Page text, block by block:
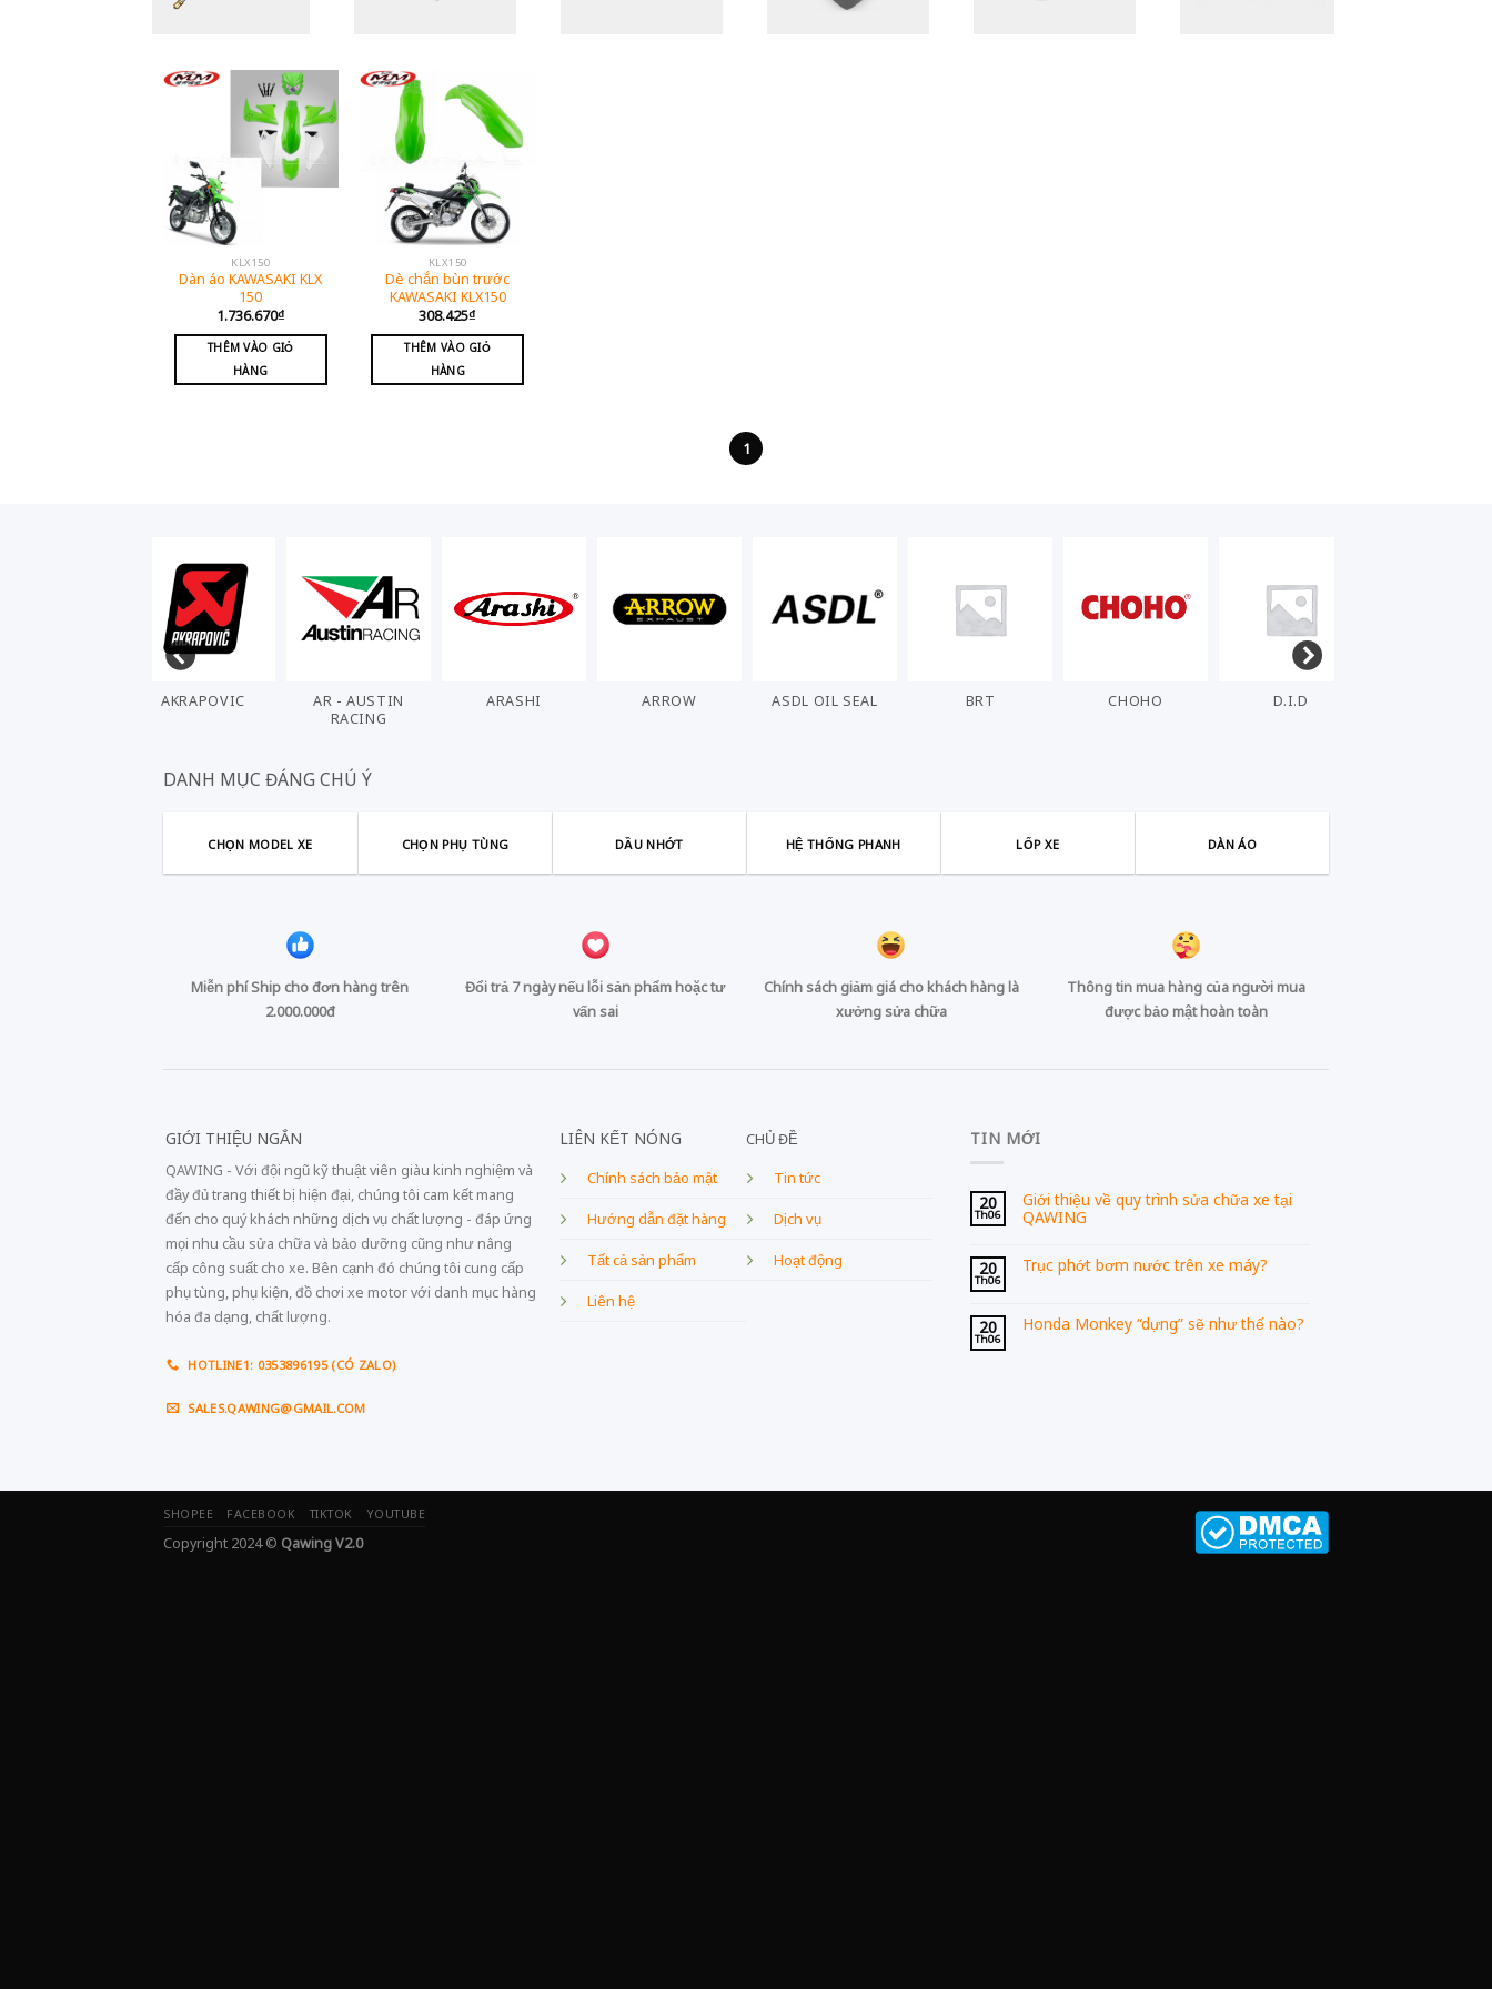
KLX150
Dàn áo KAWASAKI KLX
150
1.736.670₫
THÊM VÀO GIỎ
HÀNG
KLX150
Dè chắn bùn trước
KAWASAKI KLX150
308.425₫
THÊM VÀO GIỎ
HÀNG
1
AKRAPOVIC
AR - AUSTIN
RACING
ARASHI ARROW ASDL OIL SEAL BRT CHOHO D.I.D
DANH MỤC ĐÁNG CHÚ Ý
CHỌN MODEL XE CHỌN PHỤ TÙNG DẦU NHỚT HỆ THỐNG PHANH LỐP XE DÀN ÁO
Miễn phí Ship cho đơn hàng trên
2.000.000đ
Đổi trả 7 ngày nếu lỗi sản phẩm hoặc tư
vấn sai
Chính sách giảm giá cho khách hàng là
xưởng sửa chữa
Thông tin mua hàng của người mua
được bảo mật hoàn toàn
GIỚI THIỆU NGẮN
QAWING - Với đội ngũ kỹ thuật viên giàu kinh nghiệm và
đầy đủ trang thiết bị hiện đại, chúng tôi cam kết mang
đến cho quý khách những dịch vụ chất lượng - đáp ứng
mọi nhu cầu sửa chữa và bảo dưỡng cũng như nâng
cấp công suất cho xe. Bên cạnh đó chúng tôi cung cấp
phụ tùng, phụ kiện, đồ chơi xe motor với danh mục hàng
hóa đa dạng, chất lượng.
HOTLINE1: 0353896195 (CÓ ZALO)
SALES.QAWING@GMAIL.COM
LIÊN KẾT NÓNG
Chính sách bảo mật
Hướng dẫn đặt hàng
Tất cả sản phẩm
Liên hệ
CHỦ ĐỀ
Tin tức
Dịch vụ
Hoạt động
TIN MỚI
20
Th06
Giới thiệu về quy trình sửa chữa xe tại
QAWING
20
Th06
Trục phớt bơm nước trên xe máy?
20
Th06
Honda Monkey “dựng” sẽ như thế nào?
SHOPEE FACEBOOK TIKTOK YOUTUBE
Copyright 2024 © Qawing V2.0